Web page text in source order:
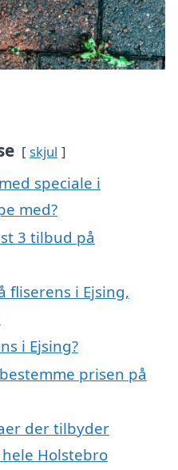
skjul
speciale i
med?
3 tilbud på
fliserens i Ejsing,
i Ejsing?
prisen på
der tilbyder
Holstebro